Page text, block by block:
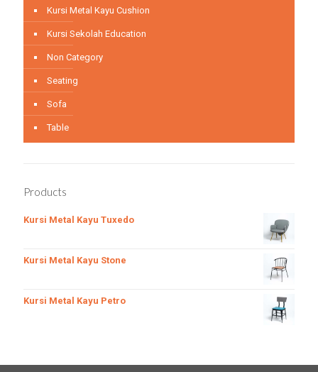
Kursi Metal Kayu Cushion
Kursi Sekolah Education
Non Category
Seating
Sofa
Table
Products
Kursi Metal Kayu Tuxedo
Kursi Metal Kayu Stone
Kursi Metal Kayu Petro